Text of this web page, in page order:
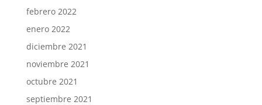
febrero 2022
enero 2022
diciembre 2021
noviembre 2021
octubre 2021
septiembre 2021